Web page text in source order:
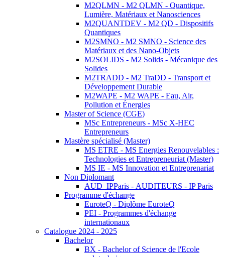
M2QLMN - M2 QLMN - Quantique,
Lumière, Matériaux et Nanosciences
M2QUANTDEV - M2 QD - Dispositifs
Quantiques
M2SMNO - M2 SMNO - Science des
Matériaux et des Nano-Objets
M2SOLIDS - M2 Solids - Mécanique des
Solides
M2TRADD - M2 TraDD - Transport et
Développement Durable
M2WAPE - M2 WAPE - Eau, Air,
Pollution et Énergies
Master of Science (CGE)
MSc Entrepreneurs - MSc X-HEC
Entrepreneurs
Mastère spécialisé (Master)
MS ETRE - MS Energies Renouvelables :
Technologies et Entrepreneuriat (Master)
MS IE - MS Innovation et Entreprenariat
Non Diplomant
AUD_IPParis - AUDITEURS - IP Paris
Programme d'échange
EuroteQ - Diplôme EuroteQ
PEI - Programmes d'échange
internationaux
Catalogue 2024 - 2025
Bachelor
BX - Bachelor of Science de l'Ecole